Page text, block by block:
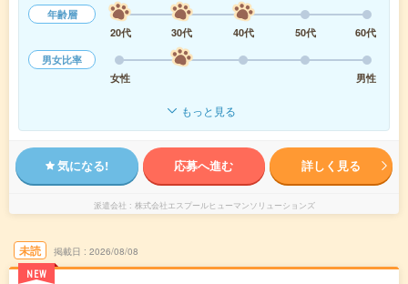
年齢層
20代
30代 40代 50代
60代
男女比率
女性
男性
もっと見る
気になる! 応募へ進む 詳しく見る
派遣会社 株式会社エスプールヒューマンソリューションズ
未読
NEW
掲載日 2026/08/08